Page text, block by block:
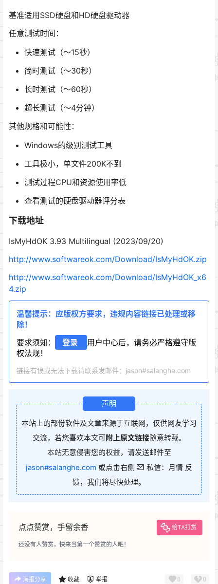
基准适用SSD硬盘和HD硬盘驱动器
任意测试时间：
快速测试（〜15秒）
简时测试（〜30秒）
长时测试（〜60秒）
超长测试（〜4分钟）
其他规格和可能性：
Windows的级别测试工具
工具极小，单文件200K不到
测试过程CPU和资源使用率低
查看测试的硬盘驱动器评分表
下载地址
IsMyHdOK 3.93 Multilingual (2023/09/20)
http://www.softwareok.com/Download/IsMyHdOK.zip
http://www.softwareok.com/Download/IsMyHdOK_x6
4.zip
温馨提示：应版权方要求，违规内容链接已处理或移
除！
要求须知：
登录
用户中心后，请务必严格遵守版
权法规！
链接有误或无法下载请联系发邮件：jason#salanghe.com
声明
本站上的部份软件及文章来源于互联网，仅供网友学习
交流，若您喜欢本文可附上原文链接随意转载。
本站无意侵害您的权益，请发送邮件至
jason#salanghe.com 或点击右侧
私信：月情 反
馈，我们将尽快处理。
点点赞赏，手留余香 给TA打赏
还没有人赞赏，快来当第一个赞赏的人吧！
海报分享 收藏 举报 0 0